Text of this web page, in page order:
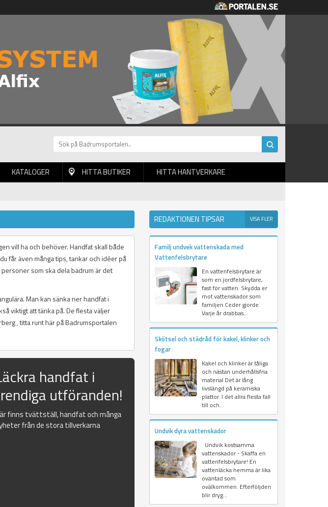
KATALOGER HITTA BUTIKER HITTA HANTVERKARE
vill ha och behöver. Handfat skall både
får även många tips, tankar och idéer på
som ska dela badrum är det
Man kan sänka ner handfat i
viktigt att tänka på. De flesta väljer
, titta runt här på Badrumsportalen
handfat i
utföranden!
finns tvättställ, handfat och många
från de stora tillverkarna
REDAKTIONEN TIPSAR VISA FLER
Familj undvek vattenskada med
Vattenfelsbrytare
En vattenfelsbrytare är
som en jordfelsbrytare,
fast för vatten. Skydda er
mot vattenskador som
familjen Ceder gjorde.
Varje år drabbas...
Skötsel och städråd för kakel, klinker och
fogar
Kakel och klinker är tåliga
och nästan underhållsfria
material Det är lång
livslängd på keramiska
plattor. I det allra flesta fall
till och...
Undvik dyra vattenskador
Undvik kostsamma
vattenskador - Skaffa en
vattenfelsbrytare! En
vattenläcka hemma är lika
oväntad som
ovälkommen. Efterföljden
blir dryg...